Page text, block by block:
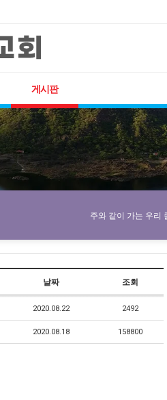
게시판
주와 같이 가는 우리
날짜 조회
2020.08.22 2492
2020.08.18 158800